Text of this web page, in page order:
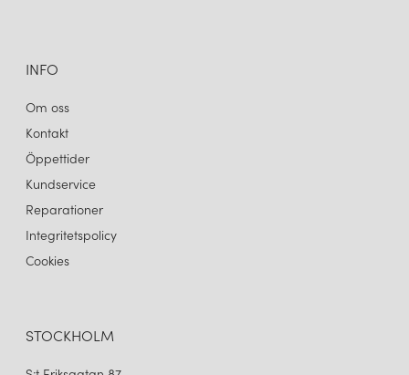
INFO
Om oss
Kontakt
Öppettider
Kundservice
Reparationer
Integritetspolicy
Cookies
STOCKHOLM